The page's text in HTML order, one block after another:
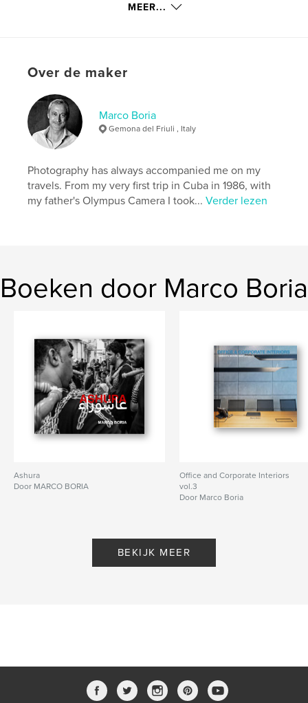
TaalEnglish
Trefwoorden
Varosha Cyprus
MEER...
Over de maker
Marco Boria
Gemona del Friuli , Italy
Photography has always accompanied me on my
travels. From my very first trip in Cuba in 1986, with
my father's Olympus Camera I took...Verder lezen
Boeken door Marco Boria
Ashura
Door MARCO BORIA
Office and Corporate Interiors
vol.3
Door Marco Boria
BEKIJK MEER